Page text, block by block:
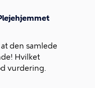
den samlede
Hvilket
vurdering.